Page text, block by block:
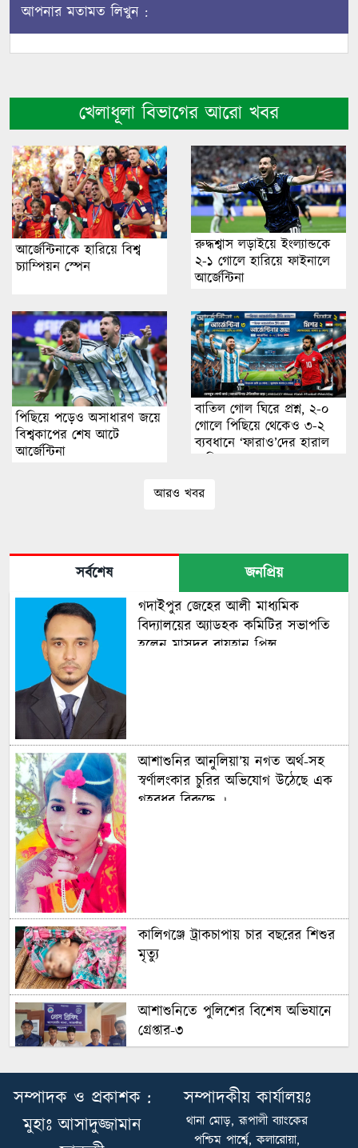
আপনার মতামত লিখুন :
খেলাধূলা বিভাগের আরো খবর
আর্জেন্টিনাকে হারিয়ে বিশ্ব
চ্যাম্পিয়ন স্পেন
রুদ্ধশ্বাস লড়াইয়ে ইংল্যান্ডকে
২-১ গোলে হারিয়ে ফাইনালে
আর্জেন্টিনা
পিছিয়ে পড়েও অসাধারণ জয়ে
বিশ্বকাপের শেষ আটে
আর্জেন্টিনা
বাতিল গোল ঘিরে প্রশ্ন, ২-০
গোলে পিছিয়ে থেকেও ৩-২
ব্যবধানে ‘ফারাও’দের হারাল
আরও খবর
সর্বশেষ
জনপ্রিয়
গদাইপুর জেহের আলী মাধ্যমিক
বিদ্যালয়ের অ্যাডহক কমিটির সভাপতি
হলেন মাসুদুর রায়হান প্রিন্স
আশাশুনির আনুলিয়া’য় নগত অর্থ-সহ
স্বর্ণালংকার চুরির অভিযোগ উঠেছে এক
গৃহবধূর বিরুদ্ধে ।
কালিগঞ্জে ট্রাকচাপায় চার বছরের শিশুর
মৃত্যু
আশাশুনিতে পুলিশের বিশেষ অভিযানে
গ্রেপ্তার-৩
আশাশুনিতে পুলিশের বিশেষ অভিযানে
গ্রেপ্তার-৩
সম্পাদক ও প্রকাশক :
মুহাঃ আসাদুজ্জামান
সম্পাদকীয় কার্যালয়ঃ
থানা মোড়, রূপালী ব্যাংকের
পশ্চিম পার্শ্বে, কলারোয়া,